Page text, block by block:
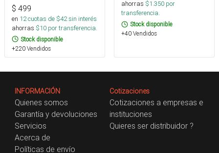
$ 499
en 12cuotas de $42sin interés
ahorras $10 por transferencia.
Stock disponible
+220 Vendidos
ahorras $1.350 por
transferencia.
Stock disponible
+40 Vendidos
INFORMACIÓN
Quienes somos
Garantía y devoluciones
Servicios
Acerca de
Políticas de envío
Cotizaciones
Cotizaciones a empresas e
instituciones
Quieres ser distribuidor ?